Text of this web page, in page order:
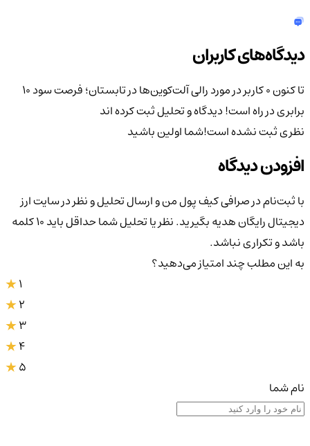
دیدگاه‌های کاربران
تا کنون 0 کاربر در مورد
رالی آلت‌کوین‌ها در تابستان؛ فرصت سود ۱۰
برابری در راه است!دیدگاه و تحلیل ثبت کرده اند
نظری ثبت نشده است!شما اولین باشید
افزودن دیدگاه
با ثبت‌نام در صرافی کیف پول من و ارسال تحلیل و نظر در سایت ارز
دیجیتال رایگان هدیه بگیرید. نظر یا تحلیل شما حداقل باید ۱۰ کلمه
باشد و تکراری نباشد.
به این مطلب چند امتیاز می‌دهید؟
3
4
5
نام شما